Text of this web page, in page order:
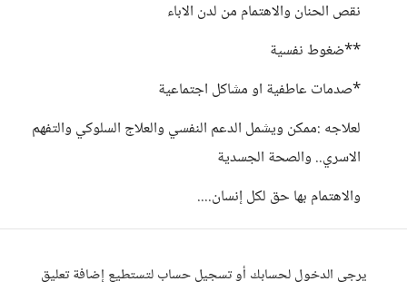
نقص الحنان والاهتمام من لدن الاباء
**ضغوط نفسية
*صدمات عاطفية او مشاكل اجتماعية
لعلاجه :ممكن ويشمل الدعم النفسي والعلاج السلوكي والتفهم
الاسري.. والصحة الجسدية
والاهتمام بها حق لكل إنسان....
يرجى الدخول لحسابك أو تسجيل حساب لتستطيع إضافة تعليق